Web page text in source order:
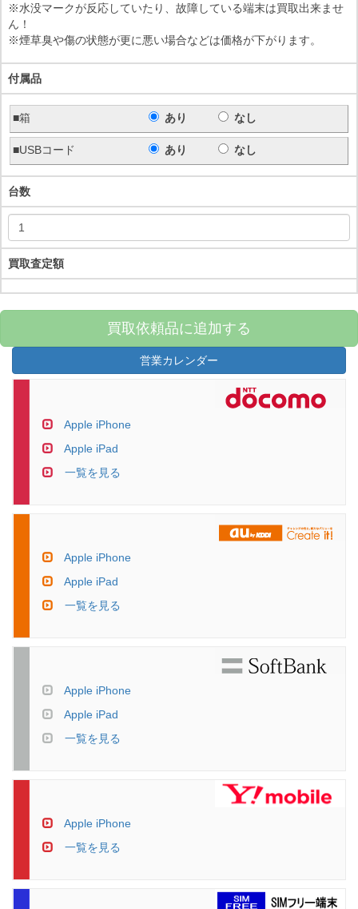
※水没マークが反応していたり、故障している端末は買取出来ませ
ん！
※煙草臭や傷の状態が更に悪い場合などは価格が下がります。
付属品
■箱 あり なし
■USBコード あり なし
台数
買取査定額
買取依頼品に追加する
営業カレンダー
Apple iPhone
Apple iPad
一覧を見る
Apple iPhone
Apple iPad
一覧を見る
Apple iPhone
Apple iPad
一覧を見る
Apple iPhone
一覧を見る